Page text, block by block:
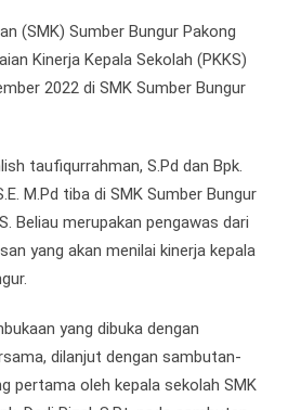
(SMK) Sumber Bungur Pakong
Kinerja Kepala Sekolah (PKKS)
2022 di SMK Sumber Bungur
taufiqurrahman, S.Pd dan Bpk.
M.Pd tiba di SMK Sumber Bungur
Beliau merupakan pengawas dari
yang akan menilai kinerja kepala
yang dibuka dengan
dilanjut dengan sambutan-
pertama oleh kepala sekolah SMK